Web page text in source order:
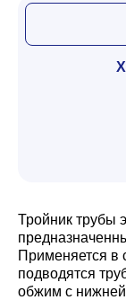
Тройник трубы
Применяется в
подводятся
обжим с нижней